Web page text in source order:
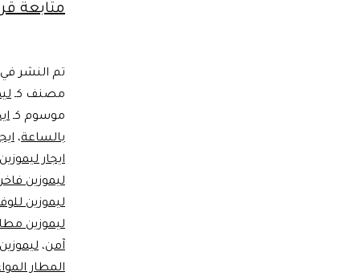
متابعة
تم النشر
مصنف كـ
موسوم كـ
بالساعة،
ايجار
ليموزين فاخر
ليموزين
ليموزين
آمن،
المطار